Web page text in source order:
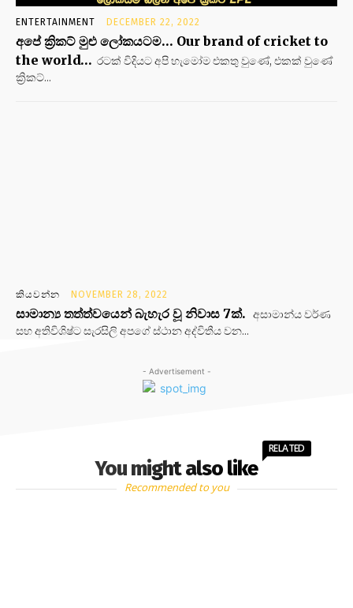
ENTERTAINMENT DECEMBER 22, 2022
අපේ ක්‍රිකට් මුළු ලෝකයටම… Our brand of cricket to
the world… රටක් විදියට අපි හැමෝම එකතු වුණේ, එකක් වුණේ
ක්‍රිකට්...
කියවන්න NOVEMBER 28, 2022
සාමාන්‍ය තත්ත්වයෙන් බැහැර වූ නිවාස 7ක්. අසාමාන්ය වර්ණ
සහ අතිවිශිෂ්ට සැරසිලි අපගේ ස්ථාන අද්විතීය වන...
- Advertisement -
You might also like
RELATED
Recommended to you